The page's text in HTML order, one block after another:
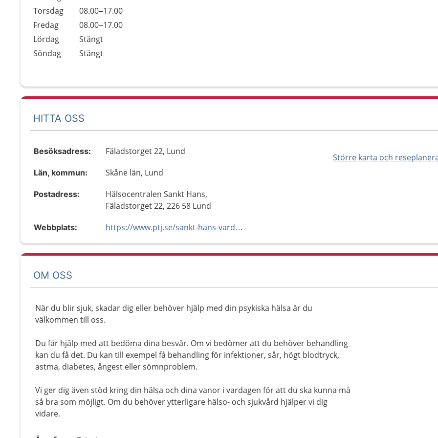
Torsdag
08.00–17.00
Fredag
08.00–17.00
Lördag
Stängt
Söndag
Stängt
HITTA OSS
Större karta och
Besöksadress: Fäladstorget 22, Lund
Län, kommun: Skåne län, Lund
Postadress:
Hälsocentralen Sankt Hans,
Fäladstorget 22, 226 58 Lund
Webbplats: https://www.ptj.se/sankt-hans-vardcentral
OM OSS
När du blir sjuk, skadar dig eller behöver hjälp med din psykiska hälsa är du
välkommen till oss.
Du får hjälp med att bedöma dina besvär. Om vi bedömer att du behöver behandling
kan du få det. Du kan till exempel få behandling för infektioner, sår, högt blodtryck,
astma, diabetes, ångest eller sömnproblem.
Vi ger dig även stöd kring din hälsa och dina vanor i vardagen för att du ska kunna må
så bra som möjligt. Om du behöver ytterligare hälso- och sjukvård hjälper vi dig
vidare.